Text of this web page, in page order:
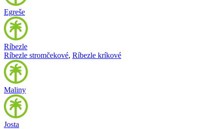
Egreše
Ríbezle
Ríbezle stromčekové, Ríbezle kríkové
Maliny
Josta